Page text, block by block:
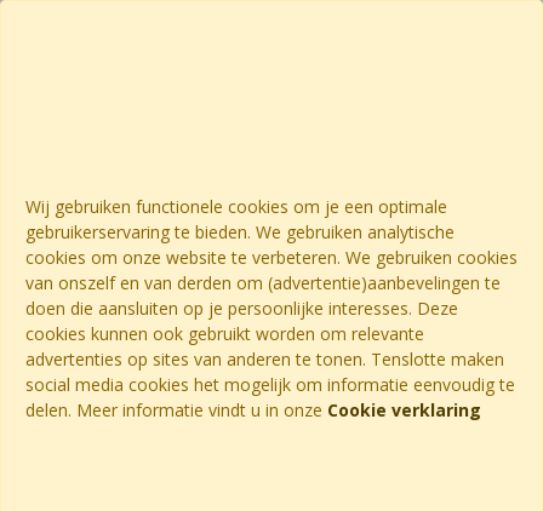
Wij gebruiken functionele cookies om je een optimale
gebruikerservaring te bieden. We gebruiken analytische
cookies om onze website te verbeteren. We gebruiken cookies
van onszelf en van derden om (advertentie)aanbevelingen te
doen die aansluiten op je persoonlijke interesses. Deze
cookies kunnen ook gebruikt worden om relevante
advertenties op sites van anderen te tonen. Tenslotte maken
social media cookies het mogelijk om informatie eenvoudig te
delen. Meer informatie vindt u in onze Cookie verklaring